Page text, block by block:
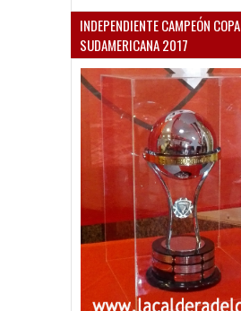
INDEPENDIENTE CAMPEÓN COPA
SUDAMERICANA 2017